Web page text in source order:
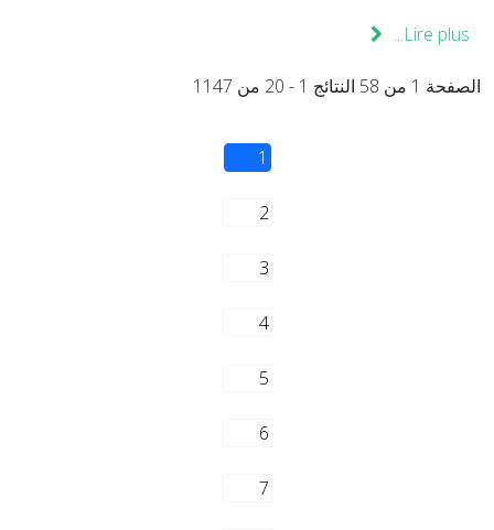
Lire plus...
الصفحة 1 من 58 النتائج 1 - 20 من 1147
1
2
3
4
5
6
7